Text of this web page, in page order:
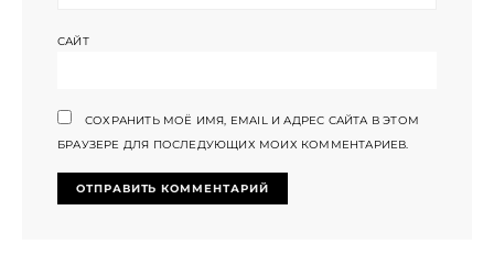
САЙТ
СОХРАНИТЬ МОЁ ИМЯ, EMAIL И АДРЕС САЙТА В ЭТОМ
БРАУЗЕРЕ ДЛЯ ПОСЛЕДУЮЩИХ МОИХ КОММЕНТАРИЕВ.